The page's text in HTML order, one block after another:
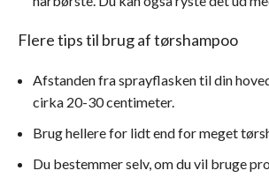
Flere tips til brug af tørshampoo
Afstanden fra sprayflasken til din
cirka 20-30 centimeter.
Brug hellere for lidt end for meget
Du bestemmer selv, om du vil bruge